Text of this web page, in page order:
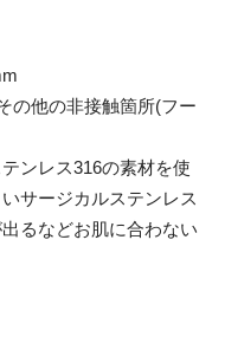
の他の非接触箇所(フー
ンレス316の素材を使
サージカルステンレス
るなどお肌に合わない